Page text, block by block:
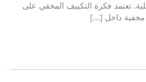
تعتمد فكرة التكييف المخفي على
مخفية داخل […]